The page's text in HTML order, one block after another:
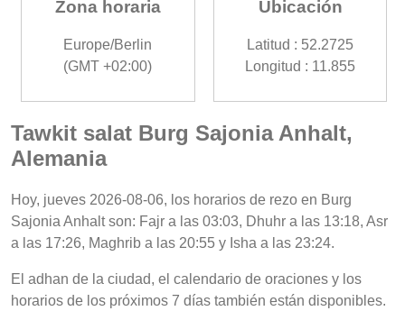
Zona horaria
Europe/Berlin
(GMT +02:00)
Ubicación
Latitud : 52.2725
Longitud : 11.855
Tawkit salat Burg Sajonia Anhalt,
Alemania
Hoy, jueves 2026-08-06, los horarios de rezo en Burg
Sajonia Anhalt son: Fajr a las 03:03, Dhuhr a las 13:18, Asr
a las 17:26, Maghrib a las 20:55 y Isha a las 23:24.
El adhan de la ciudad, el calendario de oraciones y los
horarios de los próximos 7 días también están disponibles.